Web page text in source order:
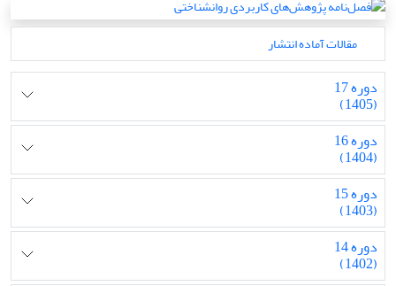
مقالات آماده انتشار
دوره 17
(1405)
دوره 16
(1404)
دوره 15
(1403)
دوره 14
(1402)